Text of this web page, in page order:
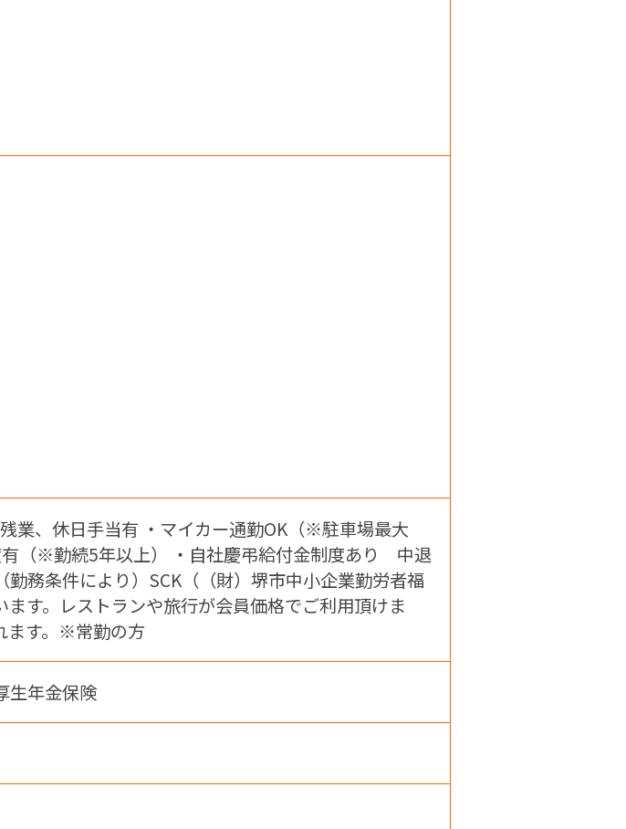
業、休日手当有 ・マイカー通勤OK（※駐車場最大
（※勤続5年以上） ・自社慶弔給付金制度あり 中退
務条件により）SCK（（財）堺市中小企業勤労者福
す。レストランや旅行が会員価格でご利用頂けま
ます。※常勤の方
生年金保険